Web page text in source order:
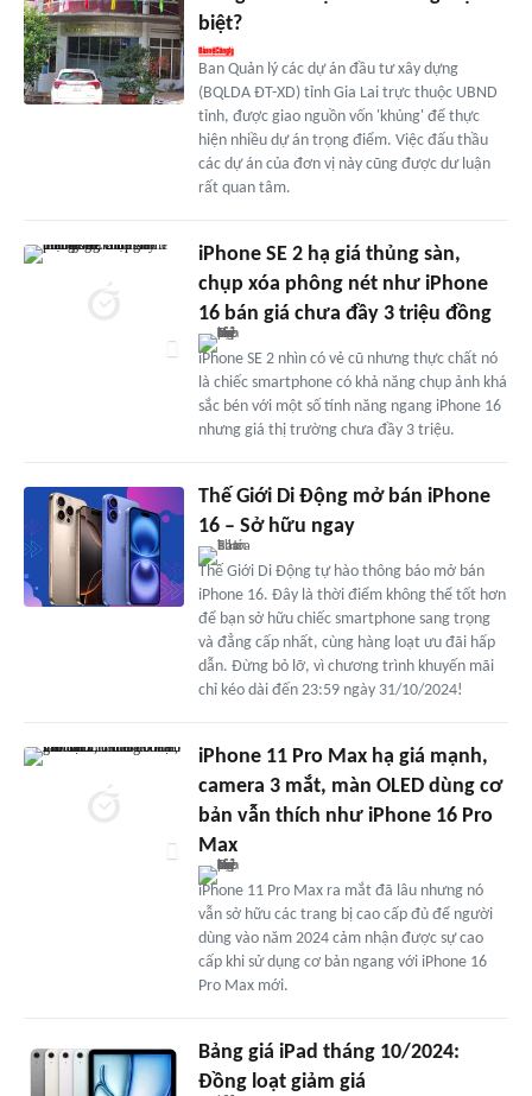
biệt?
Ban Quản lý các dự án đầu tư xây dựng
(BQLDA ĐT-XD) tỉnh Gia Lai trực thuộc UBND
tỉnh, được giao nguồn vốn 'khủng' để thực
hiện nhiều dự án trọng điểm. Việc đấu thầu
các dự án của đơn vị này cũng được dư luận
rất quan tâm.
iPhone SE 2 hạ giá thủng sàn,
chụp xóa phông nét như iPhone
16 bán giá chưa đầy 3 triệu đồng
iPhone SE 2 nhìn có vẻ cũ nhưng thực chất nó
là chiếc smartphone có khả năng chụp ảnh khá
sắc bén với một số tính năng ngang iPhone 16
nhưng giá thị trường chưa đầy 3 triệu.
Thế Giới Di Động mở bán iPhone
16 – Sở hữu ngay
Thế Giới Di Động tự hào thông báo mở bán
iPhone 16. Đây là thời điểm không thể tốt hơn
để bạn sở hữu chiếc smartphone sang trọng
và đẳng cấp nhất, cùng hàng loạt ưu đãi hấp
dẫn. Đừng bỏ lỡ, vì chương trình khuyến mãi
chỉ kéo dài đến 23:59 ngày 31/10/2024!
iPhone 11 Pro Max hạ giá mạnh,
camera 3 mắt, màn OLED dùng cơ
bản vẫn thích như iPhone 16 Pro
Max
iPhone 11 Pro Max ra mắt đã lâu nhưng nó
vẫn sở hữu các trang bị cao cấp đủ để người
dùng vào năm 2024 cảm nhận được sự cao
cấp khi sử dụng cơ bản ngang với iPhone 16
Pro Max mới.
Bảng giá iPad tháng 10/2024:
Đồng loạt giảm giá